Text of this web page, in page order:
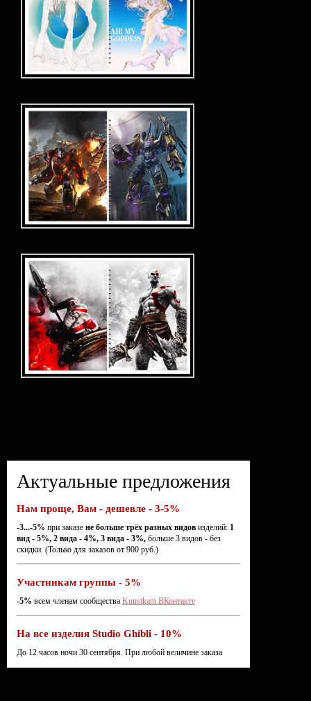
Актуальные предложения
Нам проще, Вам - дешевле - 3-5%
-3...-5% при заказе не больше трёх разных видов изделий: 1
вид - 5%, 2 вида - 4%, 3 вида - 3%, больше 3 видов - без
скидки. (Только для заказов от 900 руб.)
Участникам группы - 5%
-5% всем членам сообщества Kunstkam ВКонтакте
На все изделия Studio Ghibli - 10%
До 12 часов ночи 30 сентября. При любой величине заказа